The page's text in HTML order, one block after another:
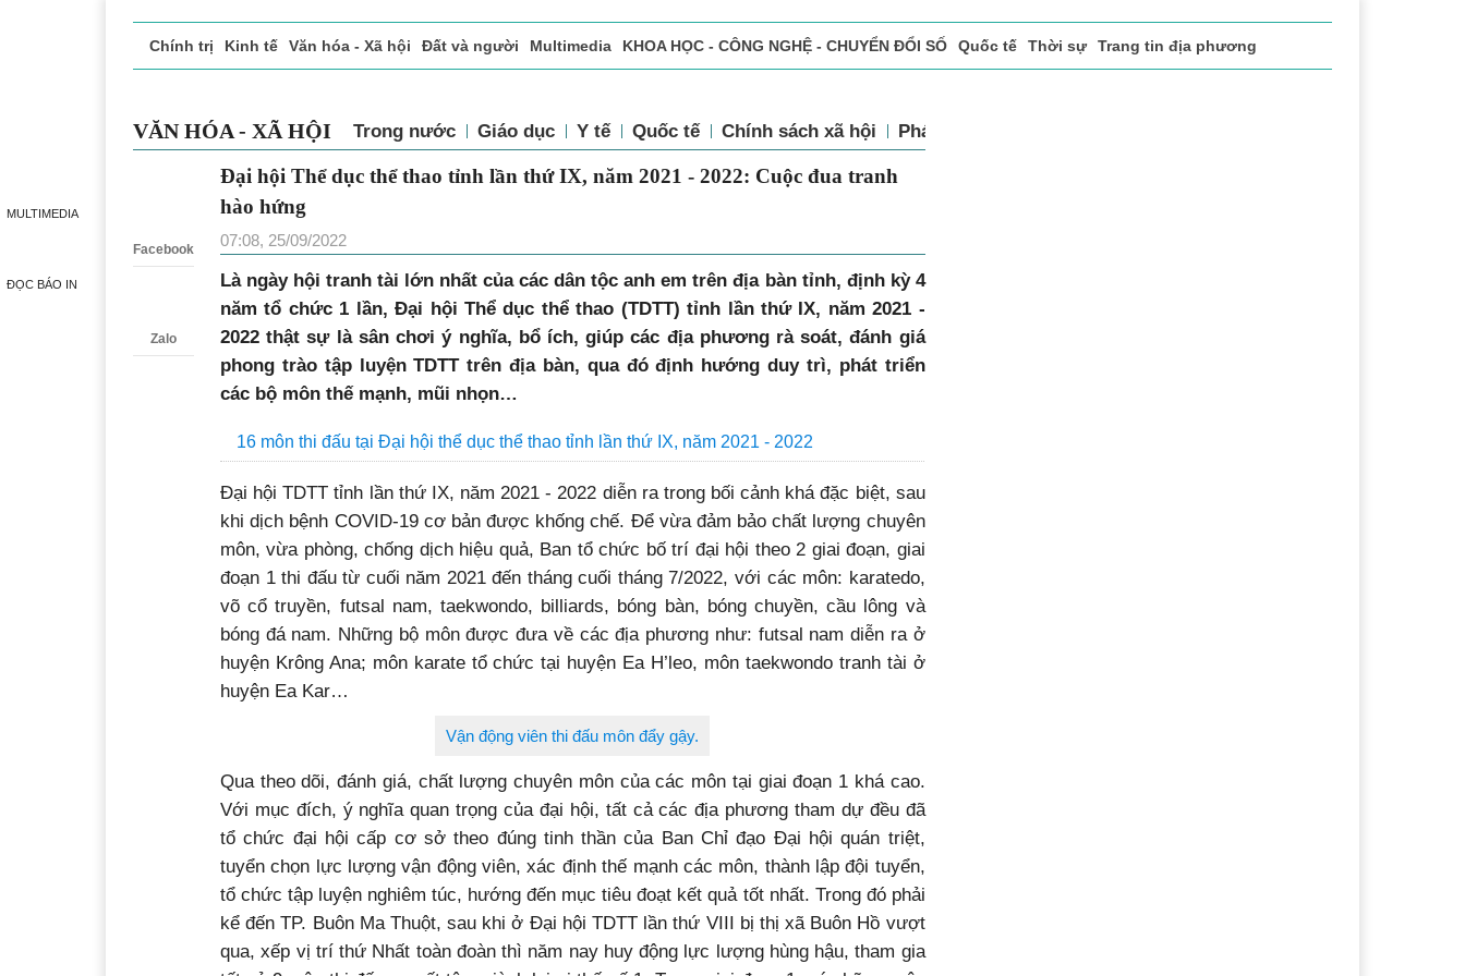
MULTIMEDIA
ĐỌC BÁO IN
Chính trị Kinh tế Văn hóa - Xã hội Đất và người Multimedia KHOA HỌC - CÔNG NGHỆ - CHUYỂN ĐỔI SỐ Quốc tế Thời sự Trang tin địa phương
VĂN HÓA - XÃ HỘI Trong nước Giáo dục Y tế Quốc tế Chính sách xã hội Pháp luật
Facebook
Zalo
Đại hội Thể dục thể thao tỉnh lần thứ IX, năm 2021 - 2022: Cuộc
đua tranh hào hứng
07:08, 25/09/2022
Là ngày hội tranh tài lớn nhất của các dân tộc anh em trên địa bàn tỉnh, định kỳ 4
năm tổ chức 1 lần, Đại hội Thể dục thể thao (TDTT) tỉnh lần thứ IX, năm 2021 -
2022 thật sự là sân chơi ý nghĩa, bổ ích, giúp các địa phương rà soát, đánh giá
phong trào tập luyện TDTT trên địa bàn, qua đó định hướng duy trì, phát triển
các bộ môn thế mạnh, mũi nhọn…
16 môn thi đấu tại Đại hội thể dục thể thao tỉnh lần thứ IX, năm 2021 - 2022
Đại hội TDTT tỉnh lần thứ IX, năm 2021 - 2022 diễn ra trong bối cảnh khá đặc biệt, sau
khi dịch bệnh COVID-19 cơ bản được khống chế. Để vừa đảm bảo chất lượng chuyên
môn, vừa phòng, chống dịch hiệu quả, Ban tổ chức bố trí đại hội theo 2 giai đoạn, giai
đoạn 1 thi đấu từ cuối năm 2021 đến tháng cuối tháng 7/2022, với các môn: karatedo,
võ cổ truyền, futsal nam, taekwondo, billiards, bóng bàn, bóng chuyền, cầu lông và
bóng đá nam. Những bộ môn được đưa về các địa phương như: futsal nam diễn ra ở
huyện Krông Ana; môn karate tổ chức tại huyện Ea H’leo, môn taekwondo tranh tài ở
huyện Ea Kar…
Vận động viên thi đấu môn đẩy gậy.
Qua theo dõi, đánh giá, chất lượng chuyên môn của các môn tại giai đoạn 1 khá cao.
Với mục đích, ý nghĩa quan trọng của đại hội, tất cả các địa phương tham dự đều đã
tổ chức đại hội cấp cơ sở theo đúng tinh thần của Ban Chỉ đạo Đại hội quán triệt,
tuyển chọn lực lượng vận động viên, xác định thế mạnh các môn, thành lập đội tuyển,
tổ chức tập luyện nghiêm túc, hướng đến mục tiêu đoạt kết quả tốt nhất. Trong đó phải
kể đến TP. Buôn Ma Thuột, sau khi ở Đại hội TDTT lần thứ VIII bị thị xã Buôn Hồ vượt
qua, xếp vị trí thứ Nhất toàn đoàn thì năm nay huy động lực lượng hùng hậu, tham gia